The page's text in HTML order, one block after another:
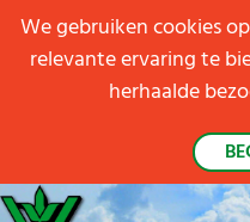
We gebruiken cookies
relevante ervaring te
herhaalde